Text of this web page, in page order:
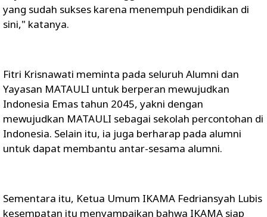
yang sudah sukses karena menempuh pendidikan di
sini," katanya.
Fitri Krisnawati meminta pada seluruh Alumni dan
Yayasan MATAULI untuk berperan mewujudkan
Indonesia Emas tahun 2045, yakni dengan
mewujudkan MATAULI sebagai sekolah percontohan di
Indonesia. Selain itu, ia juga berharap pada alumni
untuk dapat membantu antar-sesama alumni.
Sementara itu, Ketua Umum IKAMA Fedriansyah Lubis
kesempatan itu menyampaikan bahwa IKAMA siap